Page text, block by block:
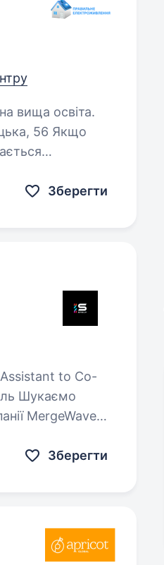
вища освіта.
56 Якщо
Зберегти
MergeWave
Зберегти